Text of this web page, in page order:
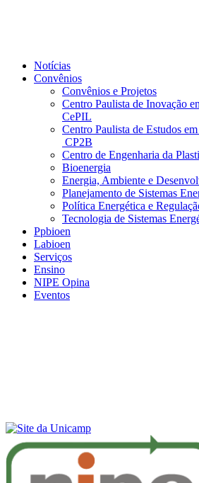
Notícias
Convênios
Convênios e Projetos
Centro Paulista de Inovação
CePIL
Centro Paulista de Estudos
CP2B
Centro de Engenharia da
Bioenergia
Energia, Ambiente e
Planejamento de Sistemas
Política Energética e
Tecnologia de Sistemas
Ppbioen
Labioen
Serviços
Ensino
NIPE Opina
Eventos